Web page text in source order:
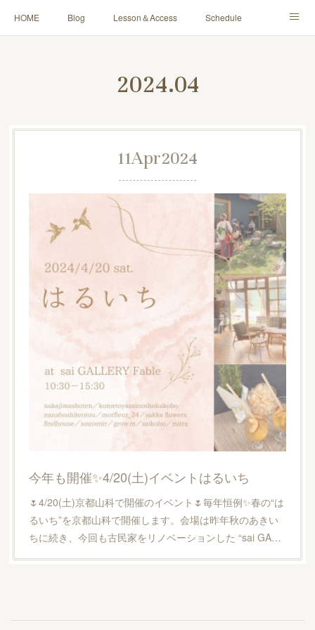
HOME Blog Lesson＆Access Schedule
2024.04
11Apr2024
今年も開催✨4/20(土)イベントはるいち
🌷4/20(土)京都山科で開催のイベント🌷毎年恒例✨春の“は
るいち”を京都山科で開催します。会場は昨年秋のあきい
ちに続き、今回も古民家をリノベーションした “sai GA…